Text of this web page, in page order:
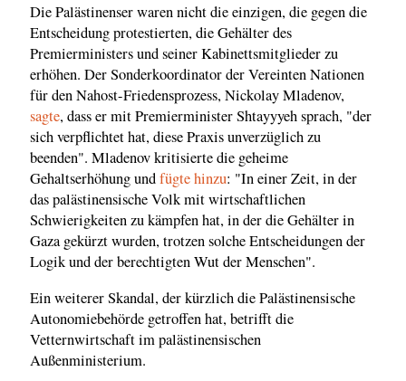
Die Palästinenser waren nicht die einzigen, die gegen die
Entscheidung protestierten, die Gehälter des
Premierministers und seiner Kabinettsmitglieder zu
erhöhen. Der Sonderkoordinator der Vereinten Nationen
für den Nahost-Friedensprozess, Nickolay Mladenov,
sagte, dass er mit Premierminister Shtayyyeh sprach, "der
sich verpflichtet hat, diese Praxis unverzüglich zu
beenden". Mladenov kritisierte die geheime
Gehaltserhöhung undfügte hinzu: "In einer Zeit, in der
das palästinensische Volk mit wirtschaftlichen
Schwierigkeiten zu kämpfen hat, in der die Gehälter in
Gaza gekürzt wurden, trotzen solche Entscheidungen der
Logik und der berechtigten Wut der Menschen".
Ein weiterer Skandal, der kürzlich die Palästinensische
Autonomiebehörde getroffen hat, betrifft die
Vetternwirtschaft im palästinensischen
Außenministerium.